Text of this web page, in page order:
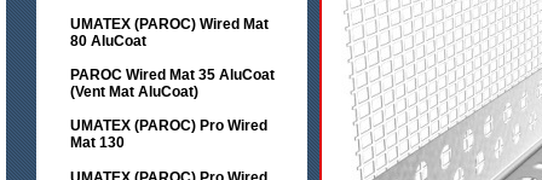
UMATEX (PAROC) Wired Mat
80 AluCoat
PAROC Wired Mat 35 AluCoat
(Vent Mat AluCoat)
UMATEX (PAROC) Pro Wired
Mat 130